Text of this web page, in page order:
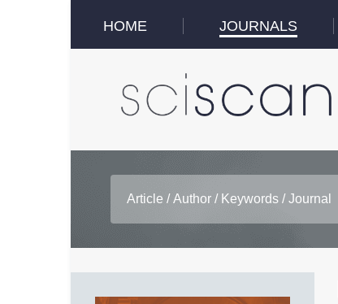
HOME JOURNALS